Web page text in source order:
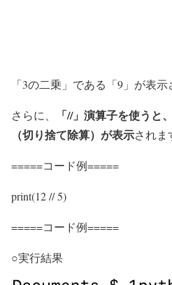
「3の二乗」である「9」が表示
さらに、
「//」演算子を使うと
（切り捨て除算）が表示されま
=====コード例=====
print(12 // 5)
=====コード例=====
○実行結果